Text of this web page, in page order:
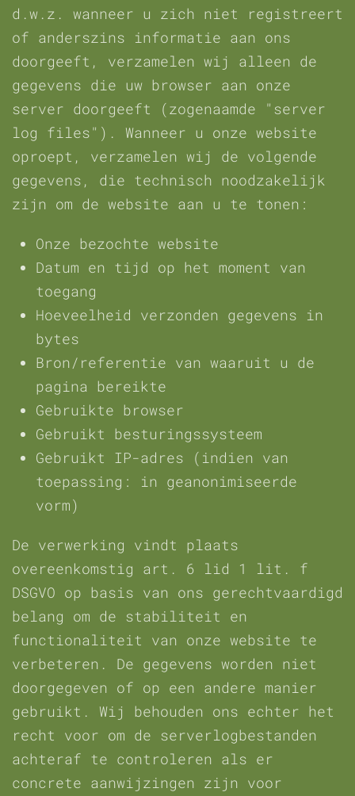
d.w.z. wanneer u zich niet registreert
of anderszins informatie aan ons
doorgeeft, verzamelen wij alleen de
gegevens die uw browser aan onze
server doorgeeft (zogenaamde "server
log files"). Wanneer u onze website
oproept, verzamelen wij de volgende
gegevens, die technisch noodzakelijk
zijn om de website aan u te tonen:
Onze bezochte website
Datum en tijd op het moment van
toegang
Hoeveelheid verzonden gegevens in
bytes
Bron/referentie van waaruit u de
pagina bereikte
Gebruikte browser
Gebruikt besturingssysteem
Gebruikt IP-adres (indien van
toepassing: in geanonimiseerde
vorm)
De verwerking vindt plaats
overeenkomstig art. 6 lid 1 lit. f
DSGVO op basis van ons gerechtvaardigd
belang om de stabiliteit en
functionaliteit van onze website te
verbeteren. De gegevens worden niet
doorgegeven of op een andere manier
gebruikt. Wij behouden ons echter het
recht voor om de serverlogbestanden
achteraf te controleren als er
concrete aanwijzingen zijn voor